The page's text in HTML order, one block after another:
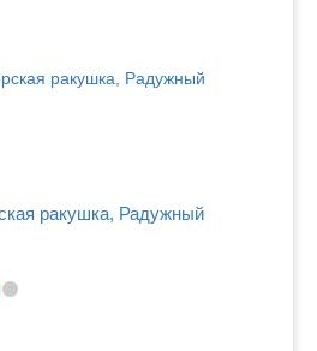
ракушка, Радужный